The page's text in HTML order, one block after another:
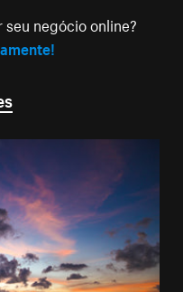
seu negócio online?